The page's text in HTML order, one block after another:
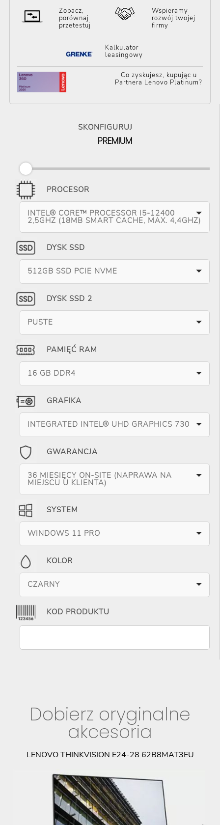
Zobacz,
porównaj
przetestuj
Wspieramy
rozwój twojej
firmy
Kalkulator
leasingowy
Co zyskujesz, kupując u
Partnera Lenovo Platinum?
SKONFIGURUJ
PREMIUM
PROCESOR
INTEL® CORE™ PROCESSOR I5-12400
2,5GHZ (18MB SMART CACHE, MAX. 4,4GHZ)
DYSK SSD
512GB SSD PCIE NVME
DYSK SSD 2
PUSTE
PAMIĘĆ RAM
16 GB DDR4
GRAFIKA
INTEGRATED INTEL® UHD GRAPHICS 730
GWARANCJA
36 MIESIĘCY ON-SITE (NAPRAWA NA
MIEJSCU U KLIENTA)
SYSTEM
WINDOWS 11 PRO
KOLOR
CZARNY
KOD PRODUKTU
Dobierz oryginalne
akcesoria
LENOVO THINKVISION E24-28 62B8MAT3EU